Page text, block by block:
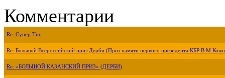
Комментарии
Re: Супер Тип
Re: Большой Всероссийский приз Дерби (Приз памяти первого президента КБР
Re: «БОЛЬШОЙ КАЗАНСКИЙ ПРИЗ» (ДЕРБИ)